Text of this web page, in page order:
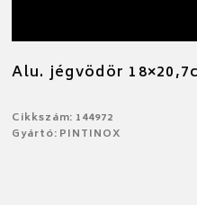
Alu. jégvödör
Cikkszám: 144972
Gyártó: PINTINOX